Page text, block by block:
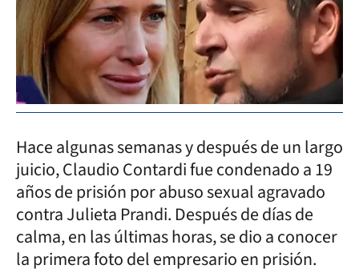
Hace algunas semanas y después de un largo
juicio, Claudio Contardi fue condenado a 19
años de prisión por abuso sexual agravado
contra Julieta Prandi. Después de días de
calma, en las últimas horas, se dio a conocer
la primera foto del empresario en prisión.